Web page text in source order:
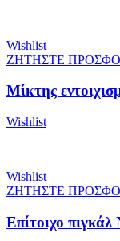
Wishlist
ΖΗΤΗΣΤΕ
Μίκτης
Wishlist
Wishlist
ΖΗΤΗΣΤΕ
Επίτοιχο